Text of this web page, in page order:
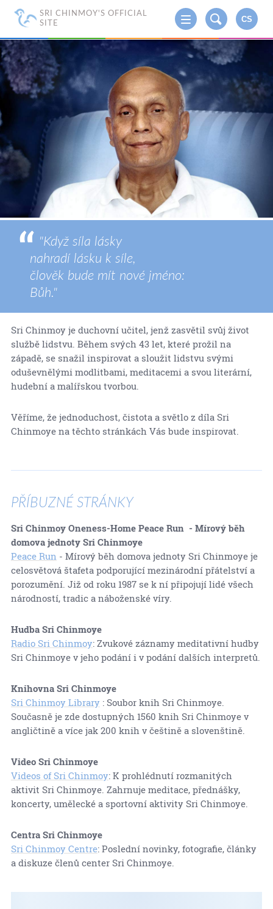
SRI CHINMOY'S OFFICIAL
SITE
CS
"Když síla lásky
nahradí lásku k síle,
člověk bude mít nové jméno:
Bůh."
Sri Chinmoy je duchovní učitel, jenž zasvětil svůj život
službě lidstvu. Během svých 43 let, které prožil na
západě, se snažil inspirovat a sloužit lidstvu svými
oduševnělými modlitbami, meditacemi a svou literární,
hudební a malířskou tvorbou.
Věříme, že jednoduchost, čistota a světlo z díla Sri
Chinmoye na těchto stránkách Vás bude inspirovat.
PŘÍBUZNÉ STRÁNKY
Sri Chinmoy Oneness-Home Peace Run - Mírový běh
domova jednoty Sri Chinmoye
Peace Run- Mírový běh domova jednoty Sri Chinmoye je
celosvětová štafeta podporující mezinárodní přátelství a
porozumění. Již od roku 1987 se k ní připojují lidé všech
národností, tradic a náboženské víry.
Hudba Sri Chinmoye
Radio Sri Chinmoy: Zvukové záznamy meditativní hudby
Sri Chinmoye v jeho podání i v podání dalších interpretů.
Knihovna Sri Chinmoye
Sri Chinmoy Library : Soubor knih Sri Chinmoye.
Současně je zde dostupných 1560 knih Sri Chinmoye v
angličtině a více jak 200 knih v češtině a slovenštině.
Video Sri Chinmoye
Videos of Sri Chinmoy: K prohlédnutí rozmanitých
aktivit Sri Chinmoye. Zahrnuje meditace, přednášky,
koncerty, umělecké a sportovní aktivity Sri Chinmoye.
Centra Sri Chinmoye
Sri Chinmoy Centre: Poslední novinky, fotografie, články
a diskuze členů center Sri Chinmoye.